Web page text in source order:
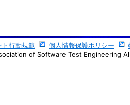
ト行動規範 個人情報保護ポリシー
of Software Test Engineering